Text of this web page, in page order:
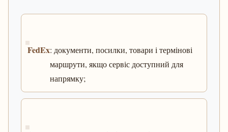
FedEx: документи, посилки, товари і термінові
маршрути, якщо сервіс доступний для
напрямку;